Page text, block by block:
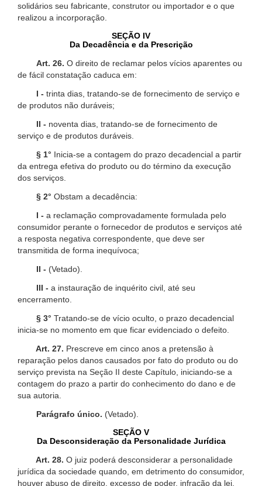
solidários seu fabricante, construtor ou importador e o que
realizou a incorporação.
SEÇÃO IV
Da Decadência e da Prescrição
Art. 26. O direito de reclamar pelos vícios aparentes ou
de fácil constatação caduca em:
I - trinta dias, tratando-se de fornecimento de serviço e
de produtos não duráveis;
II - noventa dias, tratando-se de fornecimento de
serviço e de produtos duráveis.
§ 1° Inicia-se a contagem do prazo decadencial a partir
da entrega efetiva do produto ou do término da execução
dos serviços.
§ 2° Obstam a decadência:
I - a reclamação comprovadamente formulada pelo
consumidor perante o fornecedor de produtos e serviços até
a resposta negativa correspondente, que deve ser
transmitida de forma inequívoca;
II - (Vetado).
III - a instauração de inquérito civil, até seu
encerramento.
§ 3° Tratando-se de vício oculto, o prazo decadencial
inicia-se no momento em que ficar evidenciado o defeito.
Art. 27. Prescreve em cinco anos a pretensão à
reparação pelos danos causados por fato do produto ou do
serviço prevista na Seção II deste Capítulo, iniciando-se a
contagem do prazo a partir do conhecimento do dano e de
sua autoria.
Parágrafo único. (Vetado).
SEÇÃO V
Da Desconsideração da Personalidade Jurídica
Art. 28. O juiz poderá desconsiderar a personalidade
jurídica da sociedade quando, em detrimento do consumidor,
houver abuso de direito, excesso de poder, infração da lei,